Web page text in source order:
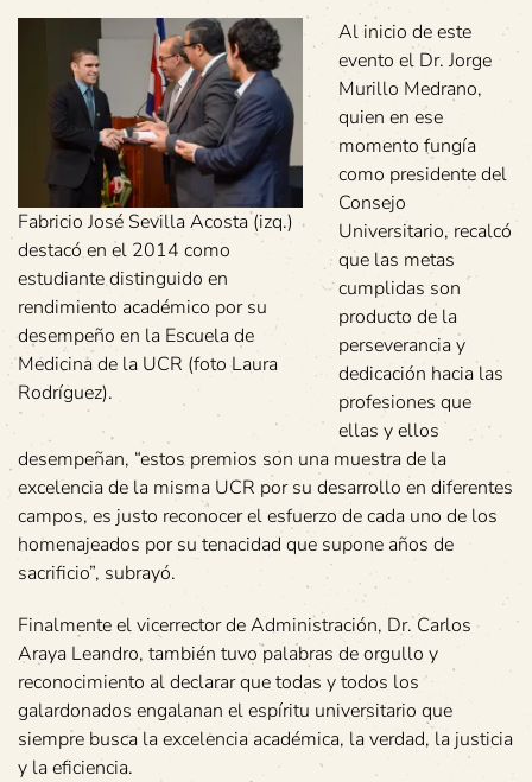
Fabricio José Sevilla Acosta (izq.)
destacó en el 2014 como
estudiante distinguido en
rendimiento académico por su
desempeño en la Escuela de
Medicina de la UCR (foto Laura
Rodríguez).
Al inicio de este
evento el Dr. Jorge
Murillo Medrano,
quien en ese
momento fungía
como presidente del
Consejo
Universitario, recalcó
que las metas
cumplidas son
producto de la
perseverancia y
dedicación hacia las
profesiones que
ellas y ellos
desempeñan, “estos premios son una muestra de la
excelencia de la misma UCR por su desarrollo en diferentes
campos, es justo reconocer el esfuerzo de cada uno de los
homenajeados por su tenacidad que supone años de
sacrificio”, subrayó.
Finalmente el vicerrector de Administración, Dr. Carlos
Araya Leandro, también tuvo palabras de orgullo y
reconocimiento al declarar que todas y todos los
galardonados engalanan el espíritu universitario que
siempre busca la excelencia académica, la verdad, la justicia
y la eficiencia.